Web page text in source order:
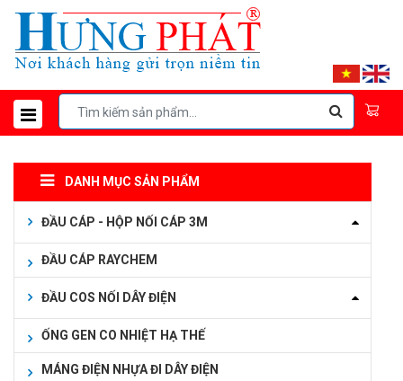
DANH MỤC SẢN PHẨM
ĐẦU CÁP - HỘP NỐI CÁP 3M
ĐẦU CÁP RAYCHEM
ĐẦU COS NỐI DÂY ĐIỆN
ỐNG GEN CO NHIỆT HẠ THẾ
MÁNG ĐIỆN NHỰA ĐI DÂY ĐIỆN